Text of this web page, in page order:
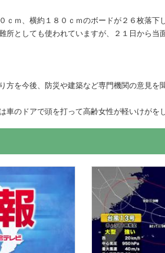
ｍ、横約１８０ｃｍのボードが２６枚落下
としても使われていますが、２１日から当
を今後、防災や建築など専門機関の意見を
のドアで頭を打って高齢女性が軽いけがを